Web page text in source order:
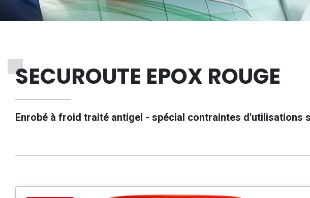
SECUROUTE EPOX ROUGE
Enrobé à froid traité antigel - spécial contraintes d'utilisations